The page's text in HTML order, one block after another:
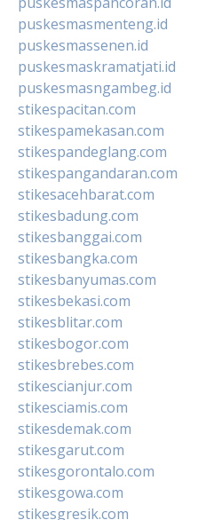
puskesmasmenteng.id
puskesmassenen.id
puskesmaskramatjati.id
puskesmasngambeg.id
stikespacitan.com
stikespamekasan.com
stikespandeglang.com
stikespangandaran.com
stikesacehbarat.com
stikesbadung.com
stikesbanggai.com
stikesbangka.com
stikesbanyumas.com
stikesbekasi.com
stikesblitar.com
stikesbogor.com
stikesbrebes.com
stikescianjur.com
stikesciamis.com
stikesdemak.com
stikesgarut.com
stikesgorontalo.com
stikesgowa.com
stikesgresik.com